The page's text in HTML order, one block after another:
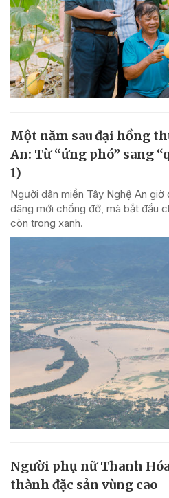
Một năm sau đại hồng
An: Từ “ứng phó” sang
1)
Người dân miền Tây Nghệ An
dâng mới chống đỡ, mà bắt đầu
còn trong xanh.
Người phụ nữ Thanh
thành đặc sản vùng cao